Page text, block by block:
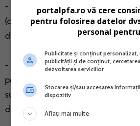
- Achizitii de bunuri si servicii in
(calatorii, tratament, cazare etc.),
dividende mascate;
- Pentru perioade anterioare,
pentru asociati au fost recalificate
surse, intrucat profitul fusese
dividende.
portalpfa.ro vă cere
pentru folosirea datelor
personal
Publicitate și conținut personalizat,
publicității și de conținut,
dezvoltarea serviciilor
Stocarea și/sau accesarea
dispozitiv
Aflați mai multe